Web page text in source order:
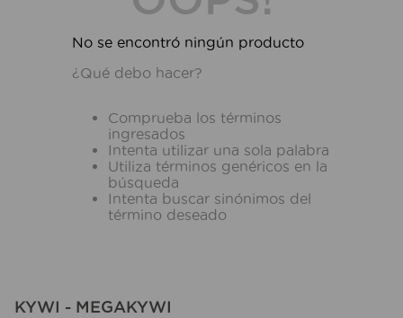
No se encontró ningún producto
¿Qué debo hacer?
Comprueba los términos
ingresados
Intenta utilizar una sola palabra
Utiliza términos genéricos en la
búsqueda
Intenta buscar sinónimos del
término deseado
KYWI - MEGAKYWI